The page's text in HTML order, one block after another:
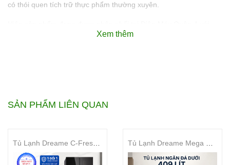
có thói quen tích trữ thực phẩm thường xuyên.
mức giá Đang giảm giá tốt, hàng mới 100% Fullbox, chính hãng
Panasonic NR-XZ590CWKV?
hãng tại TPHCM, Điện Máy Quận 4 luôn ưu tiên những sản phẩm
có khả năng đáp ứng tốt nhu cầu thực tế của khách hàng.
Xem thêm
SẢN PHẨM LIÊN QUAN